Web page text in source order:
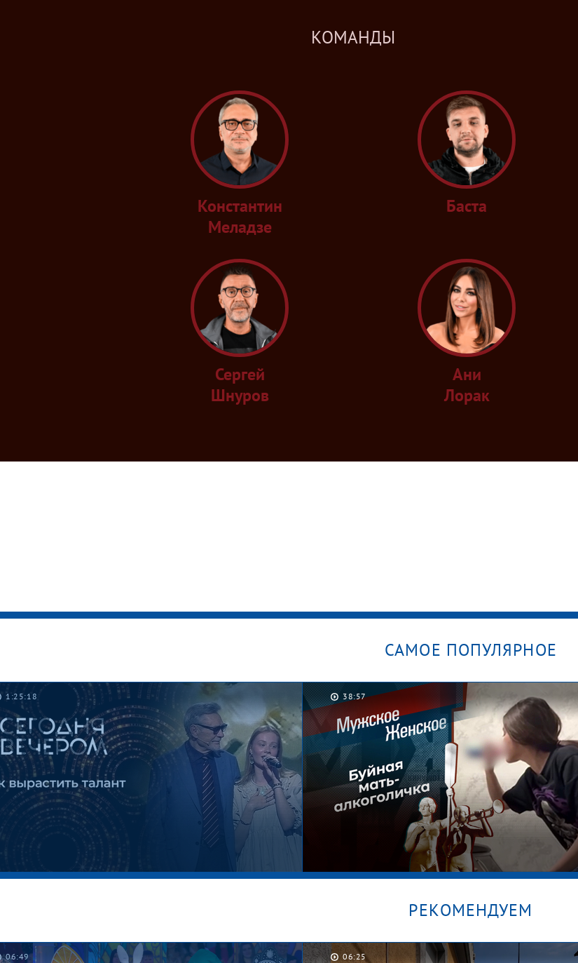
мужской рок-вокал.
КОМАНДЫ
Константин
Меладзе
Баста
Сергей
Шнуров
Ани
Лорак
САМОЕ ПОПУЛЯРНОЕ
1:25:18 38:57
РЕКОМЕНДУЕМ
06:49 06:25